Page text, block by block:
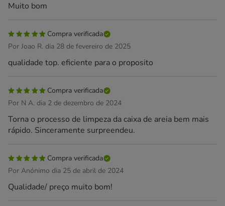
Muito bom
Compra verificada
Por Joao R. dia 28 de fevereiro de 2025
qualidade top. eficiente para o proposito
Compra verificada
Por N A. dia 2 de dezembro de 2024
Torna o processo de limpeza da caixa de areia bem mais
rápido. Sinceramente surpreendeu.
Compra verificada
Por Anónimo dia 25 de abril de 2024
Qualidade/ preço muito bom!